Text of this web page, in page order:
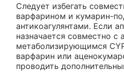
Следует избегать
варфарином и кумарин-
антикоагулянтами. Если
назначается совместно с
метаболизирующимся
варфарин или
проводить